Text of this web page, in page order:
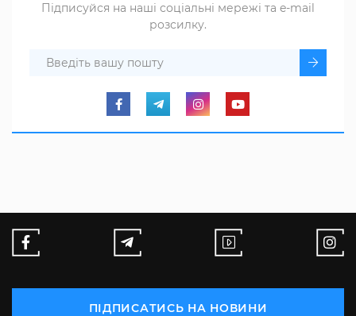
Підписуйся на наші соціальні мережі та e-mail
розсилку.
ПІДПИСАТИСЬ НА НОВИНИ